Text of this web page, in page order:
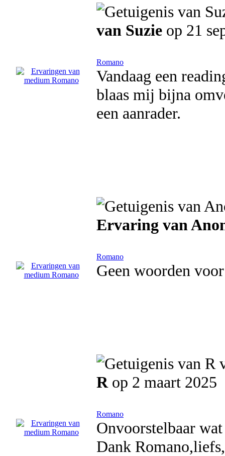
van Suzie op 21
Romano
Vandaag een
blaas mij bijna
een aanrader.
Ervaring van
Romano
Geen woorden
R op 2 maart 2025
Romano
Onvoorstelbaar
Dank